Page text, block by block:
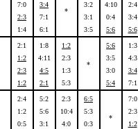
7:0
2:3
1:4
3:4
7:1
6:1
*
3:2
3:1
3:5
4:10
0:4
5:6
2:4
3:4
5:6
2:1
1:2
2:3
1:2
1:8
4:11
4:5
2:1
1:2
2:3
1:3
5:3
*
5:6
3:5
3:0
5:4
1:3
4:3
3:4
7:1
2:4
1:2
0:5
5:2
5:6
3:1
2:3
10:4
4:0
6:5
5:3
0:3
*
7:0
2:3
1:2